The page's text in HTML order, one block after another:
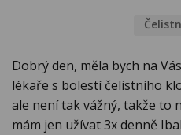
Dobrý den, měla bych na
lékaře s bolestí čelistního
ale není tak vážný, takže to
mám jen užívat 3x denně